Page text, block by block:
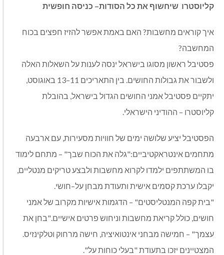
קליוסטרו שיחשוף את כל הסודות– כניסה חופשית
איך קוראים מחשבות? האם באמת אפשר להזיז חפצים בכוח
המחשבה?
פסטיבל ראשון מסוגו בישראל ינסה לענות על השאלות האלה
ולשבור את גבולות החושים. בין התאריכים באוגוסט,
יתקיים פסטיבל אמני החושים הגדול בישראל, בהובלת
קליוסטרו – ההודיני הישראלי.
הפסטיבל יציע שלושה ימים של חוויות מסעירות, עם ארבעה
מתחמים אינטראקטיביים:"גלה את הכוח שבך" – מתחם לימוד
בו המשתתפים ילמדו לקרוא מחשבות ולבצע טריקים מנטליים,
יקבלו ערכת קסמים אישית ותעודת מבחן על–חושי.
"בית קפה המנטליסטים" – הדגמות אישיות מקרוב של אמני
חושים, כולל קריאת מחשבות וניחוש פרטים אישיים."בחן את
עצמך" – חמישה מבחני אינטואיציה, חישה מרחוק וטלקינזיס.
המצטיינים יזכו בתעודת "בעלי כוחות על".